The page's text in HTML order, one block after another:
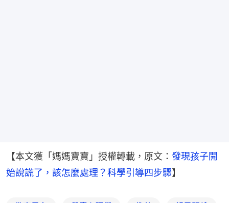
【本文獲「媽媽寶寶」授權轉載，原文： 發現孩子開
始說謊了，該怎麼處理？科學引導四步驟】